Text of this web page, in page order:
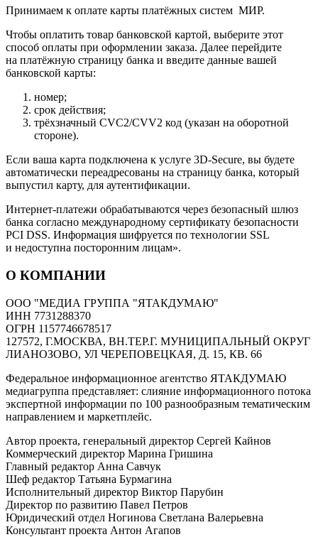
Принимаем к оплате карты платёжных систем МИР.
Чтобы оплатить товар банковской картой, выберите этот
способ оплаты при оформлении заказа. Далее перейдите
на платёжную страницу банка и введите данные вашей
банковской карты:
номер;
срок действия;
трёхзначный CVC2/CVV2 код (указан на оборотной
стороне).
Если ваша карта подключена к услуге 3D-Secure, вы будете
автоматически переадресованы на страницу банка, который
выпустил карту, для аутентификации.
Интернет-платежи обрабатываются через безопасный шлюз
банка согласно международному сертификату безопасности
PCI DSS. Информация шифруется по технологии SSL
и недоступна посторонним лицам».
О КОМПАНИИ
ООО "МЕДИА ГРУППА "ЯТАКДУМАЮ"
ИНН 7731288370
ОГРН 1157746678517
127572, Г.МОСКВА, ВН.ТЕР.Г. МУНИЦИПАЛЬНЫЙ ОКРУГ
ЛИАНОЗОВО, УЛ ЧЕРЕПОВЕЦКАЯ, Д. 15, КВ. 66
Федеральное информационное агентство ЯТАКДУМАЮ
медиагруппа представляет: слияние информационного потока
экспертной информации по 100 разнообразным тематическим
направлением и маркетплейс.
Автор проекта, генеральный директор Сергей Кайнов
Коммерческий директор Марина Гришина
Главный редактор Анна Савчук
Шеф редактор Татьяна Бурмагина
Исполнительный директор Виктор Парубин
Директор по развитию Павел Петров
Юридический отдел Ногинова Светлана Валерьевна
Консультант проекта Антон Агапов